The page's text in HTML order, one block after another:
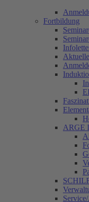
Fortbildung
ARGE